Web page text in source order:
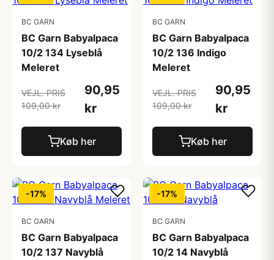
BC GARN
BC Garn Babyalpaca
10/2 134 Lyseblå
Meleret
VEJL. PRIS
109,00 kr
90,95
kr
Køb her
BC GARN
BC Garn Babyalpaca
10/2 136 Indigo
Meleret
VEJL. PRIS
109,00 kr
90,95
kr
Køb her
-17%
BC GARN
BC Garn Babyalpaca
10/2 137 Navyblå
-17%
BC GARN
BC Garn Babyalpaca
10/2 14 Navyblå